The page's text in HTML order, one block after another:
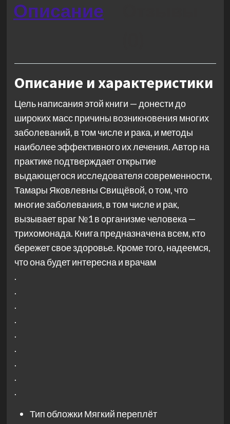
Описание
Описание и характеристики
Цель написания этой книги — донести до
широких масс причины возникновения многих
заболеваний, в том числе и рака, и методы
наиболее эффективного их лечения. Автор на
практике подтверждает открытие
выдающегося исследователя современности,
Тамары Яковлевны Свищёвой, о том, что
многие заболевания, в том числе и рак,
вызывает враг №1 в организме человека —
трихомонада. Книга предназначена всем, кто
бережет свое здоровье. Кроме того, надеемся,
что она будет интересна и врачам
.
.
.
.
.
.
.
.
.
Тип обложки Мягкий переплёт